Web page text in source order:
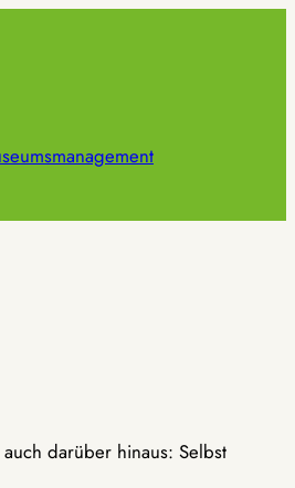
darüber hinaus: Selbst